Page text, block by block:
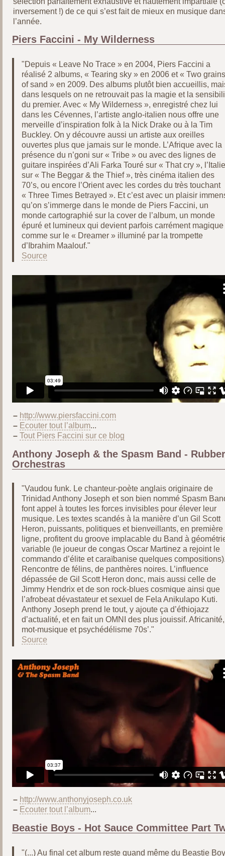
inversement !) de ce qui s’est fait de mieux en musique
l’année.
Piers Faccini - My Wilderness
"Depuis « Leave No Trace » en 2004, Piers Faccini a
réalisé 2 albums, « Tearing sky » en 2006 et « Two grains
of sand » en 2009. Des albums plutôt bien accueillis,
dans lesquels on ne retrouvait pas la magie et la
du premier. Avec « My Wilderness », enregistré chez lui
dans les Cévennes, l’artiste anglo-italien nous offre une
merveille d’inspiration folk à la Nick Drake ou à la Tim
Buckley. On y découvre aussi un artiste aux oreilles
ouvertes plus que jamais sur le monde. L’Afrique avec la
présence du n’goni sur « Tribe » ou avec des lignes de
guitare inspirées d’Ali Farka Touré sur « That cry », l’Italie
sur « The Beggar & the Thief », très cinéma italien des
70’s, ou encore l’Orient avec les cordes du très touchant
« Three Times Betrayed ». Et c’est avec un plaisir
qu’on s’immerge dans le monde de Piers Faccini, un
monde cartographié sur la cover de l’album, un monde
épuré et lumineux qui devient parfois carrément magique
comme sur le « Dreamer » illuminé par la trompette
d’Ibrahim Maalouf."
Source
– http://www.piersfaccini.com
– Ecouter tout l’album...
– Tout Piers Faccini sur ce blog
Anthony Joseph & the Spasm Band -
Orchestras
"Vaudou funk. Le chanteur-poète anglais originaire de
Trinidad Anthony Joseph et son bien nommé Spasm
font appel à toutes les forces invisibles pour élever leur
musique. Les textes scandés à la manière d’un Gil Scott
Heron, puissants, politiques et bienveillants, en première
ligne, profitent du groove implacable du Band à
variable (le joueur de congas Oscar Martinez a rejoint le
commando d’élite et caraïbanise quelques
Rencontre de félins, de panthères noires. L’influence
dépassée de Gil Scott Heron donc, mais aussi celle de
Jimmy Hendrix et de son rock-blues cosmique ainsi que
l’afrobeat dévastateur et sexuel de Fela Anikulapo Kuti.
Anthony Joseph prend le tout, y ajoute ça d’éthiojazz
d’actualité, et en fait un OMNI des plus jouissif. Africanité,
mot-musique et psychédélisme 70s’."
Source
– http://www.anthonyjoseph.co.uk
– Ecouter tout l’album...
Beastie Boys - Hot Sauce Committee Part
"(...) Au final cet album reste quand même du Beastie